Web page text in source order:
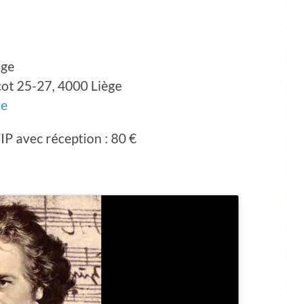
25-27, 4000 Liège
avec réception : 80 €